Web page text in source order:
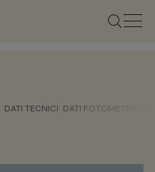
DATI TECNICI DATI FOTOMETRICI